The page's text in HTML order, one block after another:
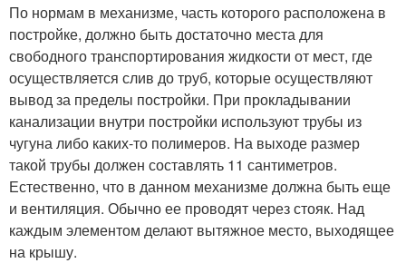
По нормам в механизме, часть которого расположена в
постройке, должно быть достаточно места для
свободного транспортирования жидкости от мест, где
осуществляется слив до труб, которые осуществляют
вывод за пределы постройки. При прокладывании
канализации внутри постройки используют трубы из
чугуна либо каких-то полимеров. На выходе размер
такой трубы должен составлять 11 сантиметров.
Естественно, что в данном механизме должна быть еще
и вентиляция. Обычно ее проводят через стояк. Над
каждым элементом делают вытяжное место, выходящее
на крышу.